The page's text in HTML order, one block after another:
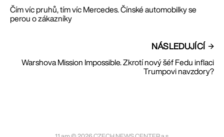
Čím víc pruhů, tím víc Mercedes. Čínské automobilky se
perou o zákazníky
NÁSLEDUJÍCÍ
Warshova Mission Impossible. Zkrotí nový šéf Fedu inflaci
Trumpovi navzdory?